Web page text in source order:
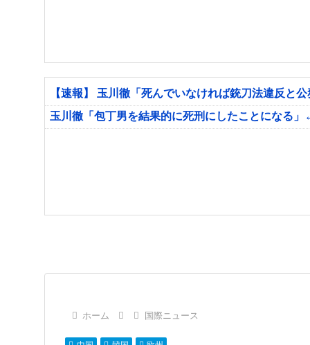
【速報】 玉川徹「死んでいなければ銃刀法違反と
玉川徹「包丁男を結果的に死刑にしたことになる
ホーム 国際ニュース